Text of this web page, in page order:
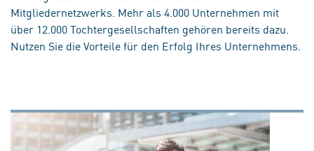
Mitgliedernetzwerks. Mehr als 4.000 Unternehmen mit
über 12.000 Tochtergesellschaften gehören bereits dazu.
Nutzen Sie die Vorteile für den Erfolg Ihres Unternehmens.